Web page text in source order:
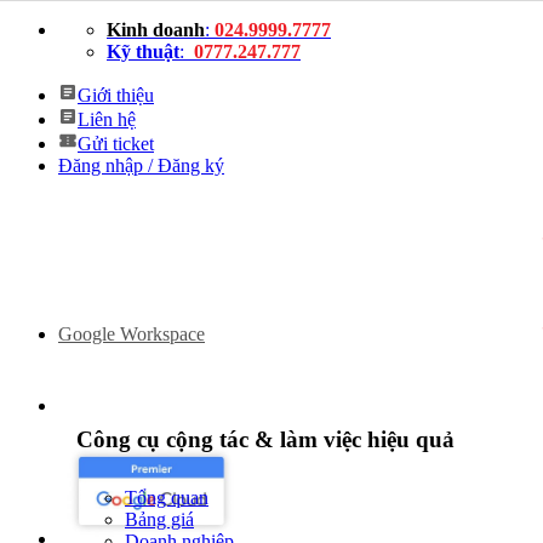
dung
Kinh doanh: 024.9999.7777
Kỹ thuật: 0777.247.777
Giới thiệu
Liên hệ
Gửi ticket
Đăng nhập / Đăng ký
Google Workspace
Công cụ cộng tác & làm việc hiệu quả
Tổng quan
Bảng giá